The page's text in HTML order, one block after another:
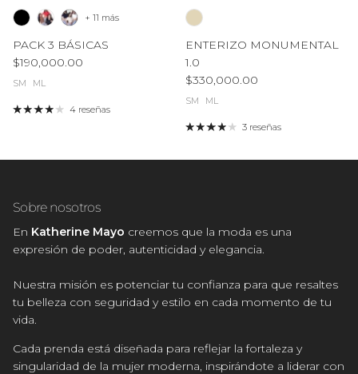
PACK 3 BÁSICAS
Precio normal
$190,000.00
+ 11 más
SM ML
4 reseñas
ENTERIZO MONUMENTAL
1.0
Precio normal
$330,000.00
SM ML
3 reseñas
Sobre nosotros
En Katherine Mayo creemos que la moda es una
expresión de poder, autenticidad y elegancia.
Nuestra misión es potenciar tu confianza para que resaltes
tu belleza con seguridad y estilo en cada momento de tu
vida.
Cada prenda está diseñada para reflejar la fortaleza y
singularidad de la mujer moderna, inspirándote a liderar con